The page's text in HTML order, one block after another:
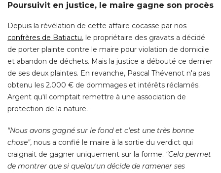
Poursuivit en justice, le maire gagne son procès
Depuis la révélation de cette affaire cocasse par nos
confrères de Batiactu, le propriétaire des gravats a décidé
de porter plainte contre le maire pour violation de domicile
et abandon de déchets. Mais la justice a débouté ce dernier
de ses deux plaintes. En revanche, Pascal Thévenot n'a pas
obtenu les 2.000 € de dommages et intérêts réclamés.
Argent qu'il comptait remettre à une association de
protection de la nature.
"Nous avons gagné sur le fond et c'est une très bonne
chose", nous a confié le maire à la sortie du verdict qui
craignait de gagner uniquement sur la forme. "Cela permet
de montrer que si quelqu'un décide de ramener ses